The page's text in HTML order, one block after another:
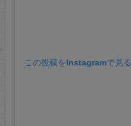
この投稿をInstagramで見る